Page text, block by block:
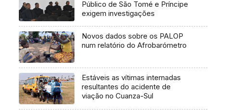
Público de São Tomé e Príncipe
exigem investigações
Novos dados sobre os PALOP
num relatório do Afrobarómetro
Estáveis as vítimas internadas
resultantes do acidente de
viação no Cuanza-Sul